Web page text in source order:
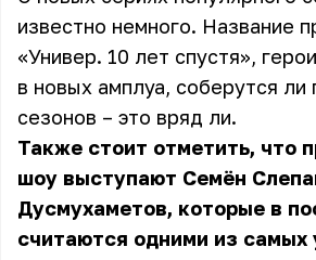
известно немного. Название
«Универ. 10 лет спустя»,
в новых амплуа, соберутся ли
сезонов – это вряд ли.
Также стоит отметить, что
шоу выступают Семён
Дусмухаметов, которые в
считаются одними из самых